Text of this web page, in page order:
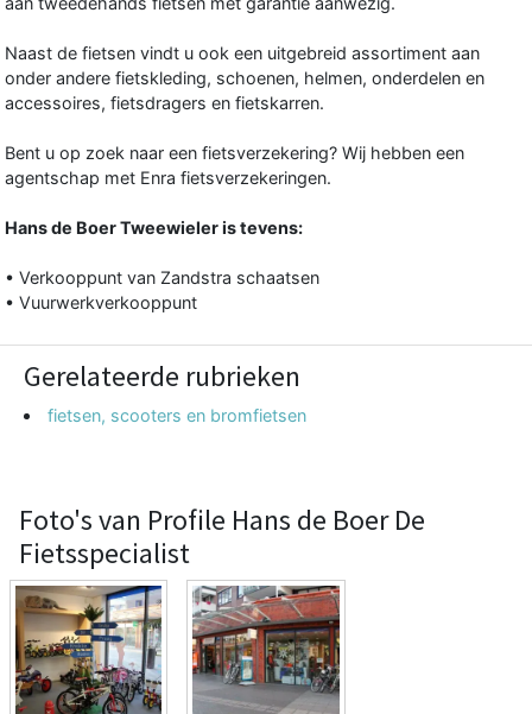
Naast de fietsen vindt u ook een uitgebreid assortiment aan
onder andere fietskleding, schoenen, helmen, onderdelen en
accessoires, fietsdragers en fietskarren.
Bent u op zoek naar een fietsverzekering? Wij hebben een
agentschap met Enra fietsverzekeringen.
Hans de Boer Tweewieler is tevens:
• Verkooppunt van Zandstra schaatsen
• Vuurwerkverkooppunt
Gerelateerde rubrieken
fietsen, scooters en bromfietsen
Foto's van Profile Hans de Boer De
Fietsspecialist